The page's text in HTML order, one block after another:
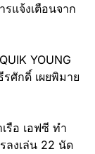
รแจ้งเตือนจาก
YOUNG
รศักดิ์ เผยพิมาย
รือ เอฟซี ทำ
ลงเล่น 22 นัด